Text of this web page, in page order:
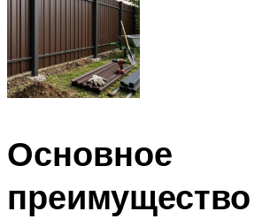
Основное
преимущество